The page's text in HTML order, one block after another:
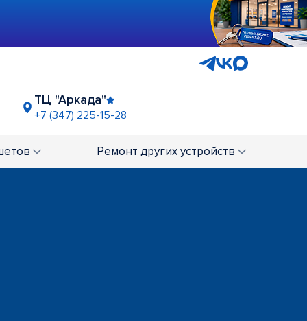
ТЦ "Аркада"
+7 (347) 225-15-28
95-57 Ремонт других устройств